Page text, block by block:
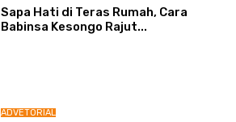
Sapa Hati di Teras Rumah, Cara
Babinsa Kesongo Rajut...
ADVETORIAL